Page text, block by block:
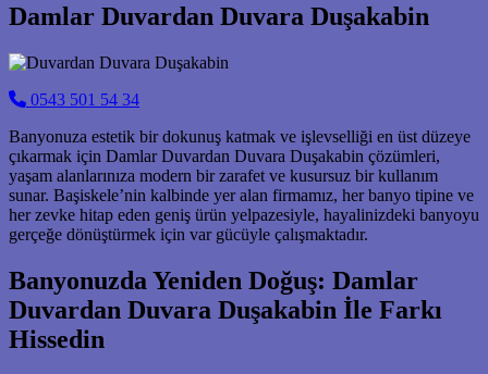
Damlar Duvardan Duvara Duşakabin
0543 501 54 34
Banyonuza estetik bir dokunuş katmak ve işlevselliği en üst düzeye
çıkarmak için Damlar Duvardan Duvara Duşakabin çözümleri,
yaşam alanlarınıza modern bir zarafet ve kusursuz bir kullanım
sunar. Başiskele’nin kalbinde yer alan firmamız, her banyo tipine ve
her zevke hitap eden geniş ürün yelpazesiyle, hayalinizdeki banyoyu
gerçeğe dönüştürmek için var gücüyle çalışmaktadır.
Banyonuzda Yeniden Doğuş: Damlar
Duvardan Duvara Duşakabin İle Farkı
Hissedin